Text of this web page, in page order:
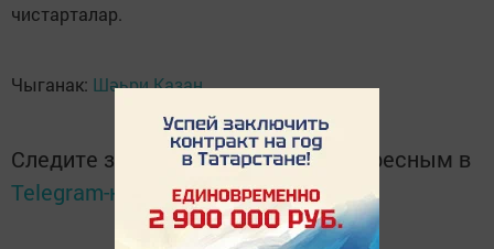
чистарталар.
Чыганак: Шәһри Казан
Следите за самым важным и интересным в
Telegram-каналеТатмедиа